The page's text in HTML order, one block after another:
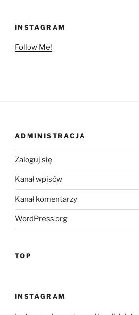
INSTAGRAM
Follow Me!
ADMINISTRACJA
Zaloguj się
Kanał wpisów
Kanał komentarzy
WordPress.org
TOP
INSTAGRAM